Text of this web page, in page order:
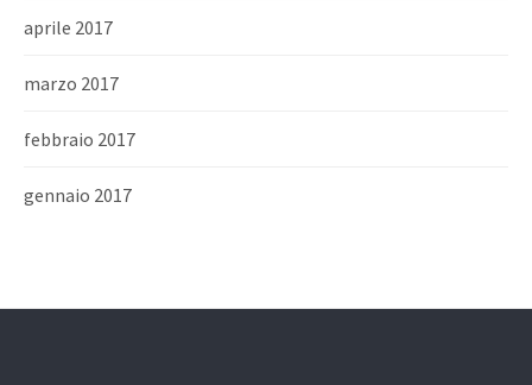
aprile 2017
marzo 2017
febbraio 2017
gennaio 2017